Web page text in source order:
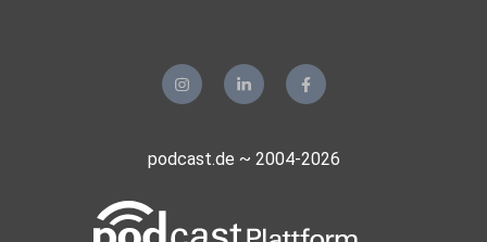
podcast.de ~ 2004-2026